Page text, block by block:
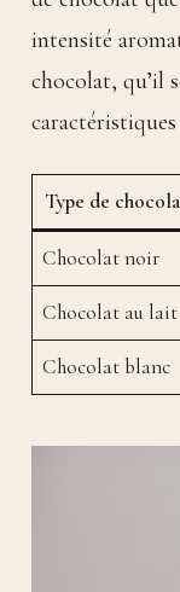
intensité
chocolat, qu’il
Type de
Chocolat noir
Chocolat au lait
Chocolat blanc